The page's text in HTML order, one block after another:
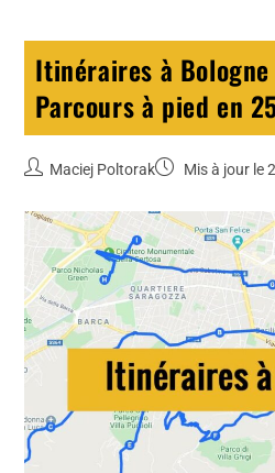
Itinéraires à
Parcours à pied en
Maciej Poltorak Mis à jour le